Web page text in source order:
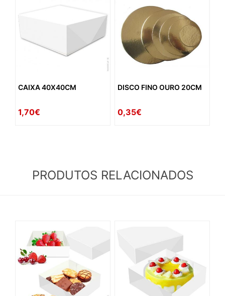
CAIXA 40X40CM
1,70€
DISCO FINO OURO 20CM
0,35€
PRODUTOS RELACIONADOS